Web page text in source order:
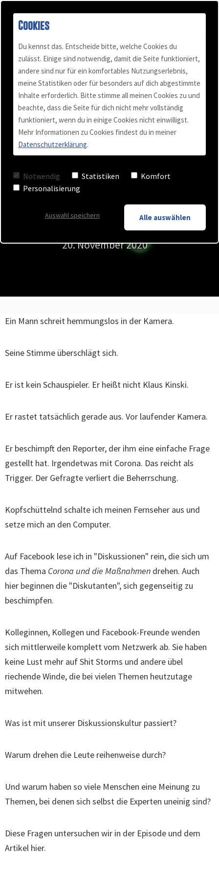
Über mich
Kundenstimmen
Buch "Konflikt-Power"
Für Selbständige
Team Training
Keynote - Vortrag
Podcast
Blog
Videos
Mail & Telefon
Termin vereinbaren
Bist du Elite oder
Schlafschaf?
Das nächste große
Ding…
VON AXEL MALUSCHKA
20. November 2020
Ein Mann schreit hemmungslos in der Kamera.
Seine Stimme überschlägt sich.
Er ist kein Schauspieler. Er heißt nicht Klaus Kinski.
Er rastet tatsächlich gerade aus. Vor laufender Kamera.
Er beschimpft den Reporter, der ihm eine einfache Frage
gestellt hat. Irgendetwas mit Corona. Das reicht als
Trigger. Der Gefragte verliert die Beherrschung.
Kopfschüttelnd schalte ich meinen Fernseher aus und
setze mich an den Computer.
Auf Facebook lese ich in "Diskussionen" rein, die sich um
das Thema Corona und die Maßnahmen drehen. Auch
hier beginnen die "Diskutanten", sich gegenseitig zu
beschimpfen.
Kolleginnen, Kollegen und Facebook-Freunde wenden
sich mittlerweile komplett vom Netzwerk ab. Sie haben
keine Lust mehr auf Shit Storms und andere übel
riechende Winde, die bei vielen Themen heutzutage
mitwehen.
Was ist mit unserer Diskussionskultur passiert?
Warum drehen die Leute reihenweise durch?
Und warum haben so viele Menschen eine Meinung zu
Themen, bei denen sich selbst die Experten uneinig sind?
Diese Fragen untersuchen wir in der Episode und dem
Artikel hier.
Cookies
Du kennst das. Entscheide bitte, welche Cookies du
zulässt. Einige sind notwendig, damit die Seite funktioniert,
andere sind nur für ein komfortables Nutzungserlebnis,
meine Statistiken oder für besonders auf dich abgestimmte
Inhalte erforderlich. Bitte stimme all meinen Cookies zu und
beachte, dass die Seite für dich nicht mehr vollständig
funktioniert, wenn du in einige Cookies nicht einwilligst.
Mehr Informationen zu Cookies findest du in meiner
Datenschutzerklärung.
Notwendig Statistiken
Komfort
Personalisierung
Auswahl speichern Alle auswählen